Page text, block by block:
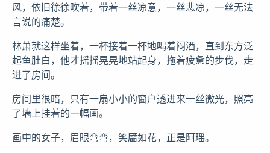
风，依旧徐徐吹着，带着一丝凉意，一丝悲凉，一丝无法
言说的痛楚。
林萧就这样坐着，一杯接着一杯地喝着闷酒，直到东方泛
起鱼肚白，他才摇摇晃晃地站起身，拖着疲惫的步伐，走
进了房间。
房间里很暗，只有一扇小小的窗户透进来一丝微光，照亮
了墙上挂着的一幅画。
画中的女子，眉眼弯弯，笑靥如花，正是阿瑶。